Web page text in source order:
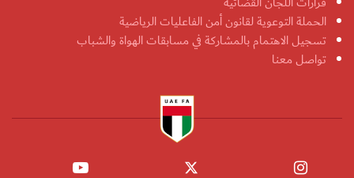
الحملة التوعوية لقانون أمن الفاعليات الرياضية
تسجيل الاهتمام بالمشاركة في مسابقات الهواة والشباب
تواصل معنا